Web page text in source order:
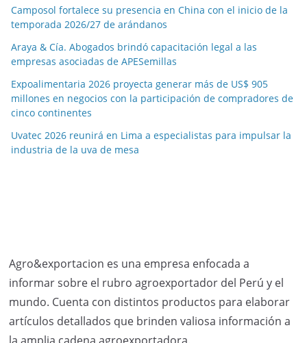
Camposol fortalece su presencia en China con el inicio de la
temporada 2026/27 de arándanos
Araya & Cía. Abogados brindó capacitación legal a las
empresas asociadas de APESemillas
Expoalimentaria 2026 proyecta generar más de US$ 905
millones en negocios con la participación de compradores de
cinco continentes
Uvatec 2026 reunirá en Lima a especialistas para impulsar la
industria de la uva de mesa
Agro&exportacion es una empresa enfocada a
informar sobre el rubro agroexportador del Perú y el
mundo. Cuenta con distintos productos para elaborar
artículos detallados que brinden valiosa información a